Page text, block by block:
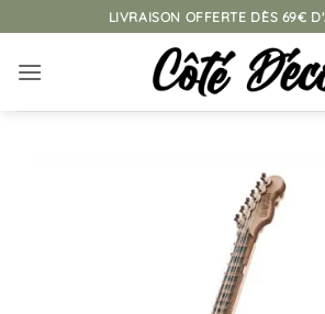
au
contenu
LIVRAISON OFFERTE DÈS 69€